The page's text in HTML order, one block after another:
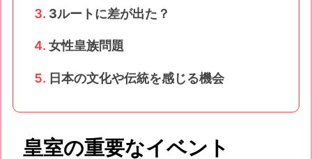
3ルートに差が出た？
女性皇族問題
日本の文化や伝統を感じる機会
皇室の重要なイベント